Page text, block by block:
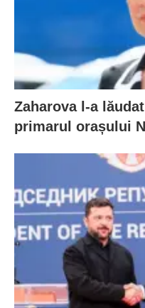
Zaharova l-a
primarul orașului